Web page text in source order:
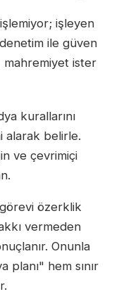
işleyen
ile güven
mahremiyet ister
kurallarını
alarak belirle.
ve çevrimiçi
özerklik
vermeden
Onunla
planı" hem sınır